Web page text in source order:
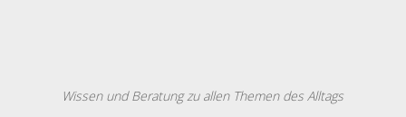
Wissen und Beratung zu allen Themen des Alltags